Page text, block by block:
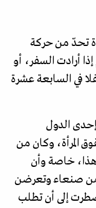
تحدّ من حركة
أرادت السفر، أو
في السابعة عشرة
الدول
المرأة، وكان من
خاصة وأن
صنعاء وتعرضن
إلى أن تطلب